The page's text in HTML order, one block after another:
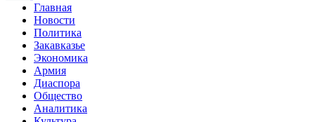
Главная
Новости
Политика
Закавказье
Экономика
Армия
Диаспора
Общество
Аналитика